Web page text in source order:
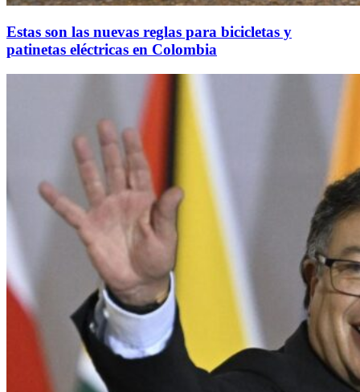
Estas son las nuevas reglas para bicicletas y
patinetas eléctricas en Colombia